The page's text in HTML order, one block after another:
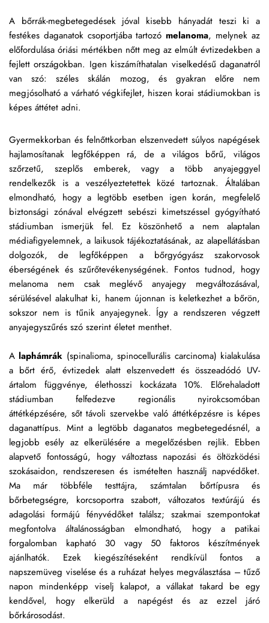
A bőrrák-megbetegedések jóval kisebb hányadát teszi ki a
festékes daganatok csoportjába tartozó melanoma, melynek az
előfordulása óriási mértékben nőtt meg az elmúlt évtizedekben a
fejlett országokban. Igen kiszámíthatalan viselkedésű daganatról
van szó: széles skálán mozog, és gyakran előre nem
megjósolható a várható végkifejlet, hiszen korai stádiumokban is
képes áttétet adni.
Gyermekkorban és felnőttkorban elszenvedett súlyos napégések
hajlamosítanak legfőképpen rá, de a világos bőrű, világos
szőrzetű, szeplős emberek, vagy a több anyajeggyel
rendelkezők is a veszélyeztetettek közé tartoznak. Általában
elmondható, hogy a legtöbb esetben igen korán, megfelelő
biztonsági zónával elvégzett sebészi kimetszéssel gyógyítható
stádiumban ismerjük fel. Ez köszönhető a nem alaptalan
médiafigyelemnek, a laikusok tájékoztatásának, az alapellátásban
dolgozók, de legfőképpen a bőrgyógyász szakorvosok
éberségének és szűrőtevékenységének. Fontos tudnod, hogy
melanoma nem csak meglévő anyajegy megváltozásával,
sérülésével alakulhat ki, hanem újonnan is keletkezhet a bőrön,
sokszor nem is tűnik anyajegynek. Így a rendszeren végzett
anyajegyszűrés szó szerint életet menthet.
A laphámrák (spinalioma, spinocellurális carcinoma) kialakulása
a bőrt érő, évtizedek alatt elszenvedett és összeadódó UV-
ártalom függvénye, élethosszi kockázata 10%. Előrehaladott
stádiumban felfedezve regionális nyirokcsomóban
áttétképzésére, sőt távoli szervekbe való áttétképzésre is képes
daganattípus. Mint a legtöbb daganatos megbetegedésnél, a
legjobb esély az elkerülésére a megelőzésben rejlik. Ebben
alapvető fontosságú, hogy változtass napozási és öltözködési
szokásaidon, rendszeresen és ismételten használj napvédőket.
Ma már többféle testtájra, számtalan bőrtípusra és
bőrbetegségre, korcsoportra szabott, változatos textúrájú és
adagolási formájú fényvédőket találsz; szakmai szempontokat
megfontolva általánosságban elmondható, hogy a patikai
forgalomban kapható 30 vagy 50 faktoros készítmények
ajánlhatók. Ezek kiegészítéseként rendkívül fontos a
napszemüveg viselése és a ruházat helyes megválasztása – tűző
napon mindenképp viselj kalapot, a vállakat takard be egy
kendővel, hogy elkerüld a napégést és az ezzel járó
bőrkárosodást.